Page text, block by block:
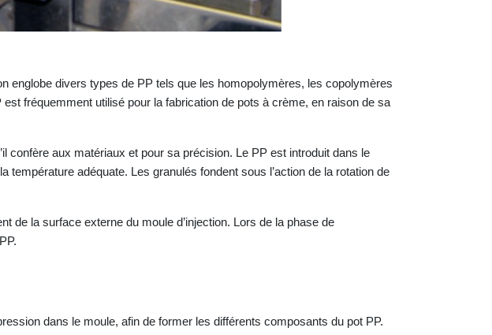
englobe divers types de PP tels que les homopolymères, les copolymères
fréquemment utilisé pour la fabrication de pots à crème, en raison de sa
confère aux matériaux et pour sa précision. Le PP est introduit dans le
température adéquate. Les granulés fondent sous l’action de la rotation de
de la surface externe du moule d’injection. Lors de la phase de
dans le moule, afin de former les différents composants du pot PP.